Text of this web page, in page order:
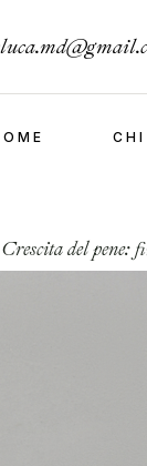
CHI
Crescita del pene: